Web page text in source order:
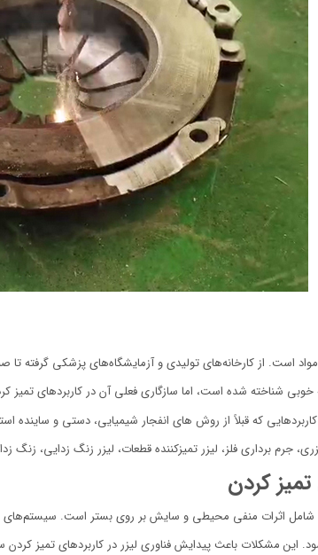
است. از کارخانه‌های تولیدی و آزمایشگاه‌های پزشکی گرفته
خوبی شناخته شده است، اما سازگاری فعلی آن در کاربردهای تمیز
که قبلاً از روش های انفجار شیمیایی، دستی و ساینده
جرم برداری فلز، لیزر تمیزکننده قطعات، لیزر زنگ زدایی،
تمیز کردن
اثرات منفی محیطی و سایش بر روی بستر است. سیستم‌های
این مشکلات باعث پیدایش فناوری لیزر در کاربردهای تمیز کردن